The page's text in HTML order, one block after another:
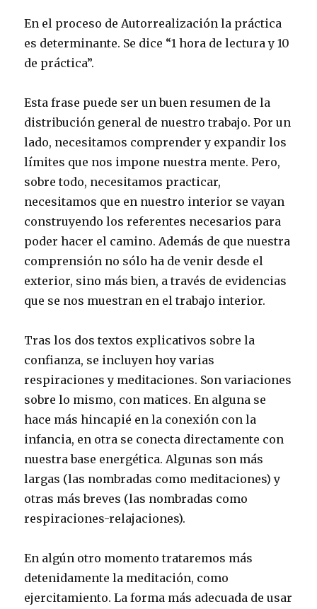
En el proceso de Autorrealización la práctica
es determinante. Se dice “1 hora de lectura y 10
de práctica”.
Esta frase puede ser un buen resumen de la
distribución general de nuestro trabajo. Por un
lado, necesitamos comprender y expandir los
límites que nos impone nuestra mente. Pero,
sobre todo, necesitamos practicar,
necesitamos que en nuestro interior se vayan
construyendo los referentes necesarios para
poder hacer el camino. Además de que nuestra
comprensión no sólo ha de venir desde el
exterior, sino más bien, a través de evidencias
que se nos muestran en el trabajo interior.
Tras los dos textos explicativos sobre la
confianza, se incluyen hoy varias
respiraciones y meditaciones. Son variaciones
sobre lo mismo, con matices. En alguna se
hace más hincapié en la conexión con la
infancia, en otra se conecta directamente con
nuestra base energética. Algunas son más
largas (las nombradas como meditaciones) y
otras más breves (las nombradas como
respiraciones-relajaciones).
En algún otro momento trataremos más
detenidamente la meditación, como
ejercitamiento. La forma más adecuada de usar